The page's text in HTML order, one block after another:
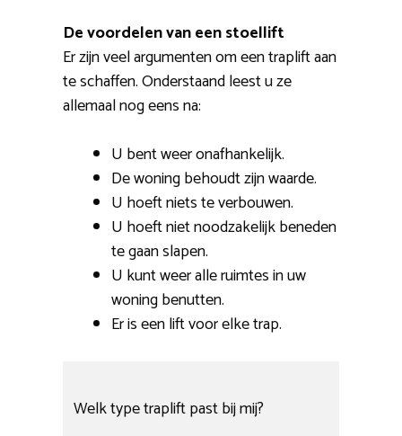
De voordelen van een stoellift
Er zijn veel argumenten om een traplift aan
te schaffen. Onderstaand leest u ze
allemaal nog eens na:
U bent weer onafhankelijk.
De woning behoudt zijn waarde.
U hoeft niets te verbouwen.
U hoeft niet noodzakelijk beneden
te gaan slapen.
U kunt weer alle ruimtes in uw
woning benutten.
Er is een lift voor elke trap.
Welk type traplift past bij mij?